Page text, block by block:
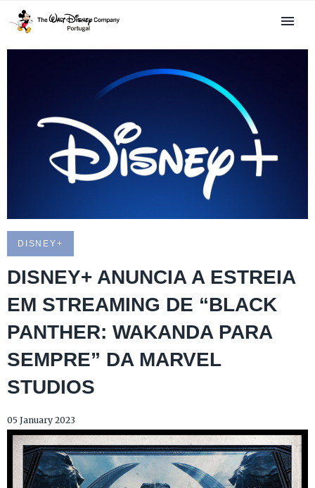
DISNEY+
DISNEY+ ANUNCIA A ESTREIA
EM STREAMING DE “BLACK
PANTHER: WAKANDA PARA
SEMPRE” DA MARVEL
STUDIOS
05 January 2023